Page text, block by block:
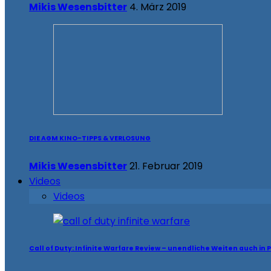
Mikis Wesensbitter 4. März 2019
DIE AGM KINO-TIPPS & VERLOSUNG
Mikis Wesensbitter21. Februar 2019
Videos
Videos
Call of Duty: Infinite Warfare Review – unendliche Weiten auch in